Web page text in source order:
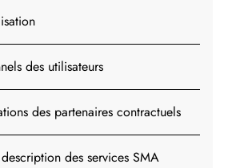
des utilisateurs
des partenaires contractuels
des services SMA